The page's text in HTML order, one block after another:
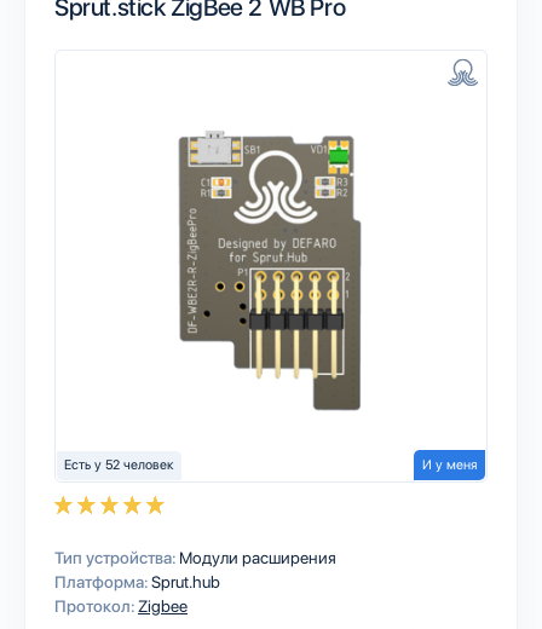
Sprut.stick ZigBee 2 WB Pro
Есть у 52 человек И у меня
Тип устройства: Модули расширения
Платформа:Sprut.hub
Протокол:Zigbee